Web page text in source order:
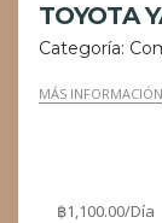
TOYOTA
Categoría:
MÁS INFORMACIÓN
฿1,100.00/Día